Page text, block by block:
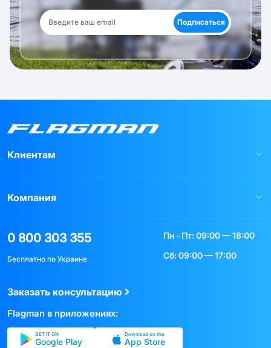
Подписаться
Клиентам
Компания
0 800 303 355
Бесплатно по Украине
Пн - Пт: 09:00 — 18:00
Сб: 09:00 — 17:00
Заказать консультацию
Flagman в приложениях:
GET IT ON
Google Play
Download on the
App Store